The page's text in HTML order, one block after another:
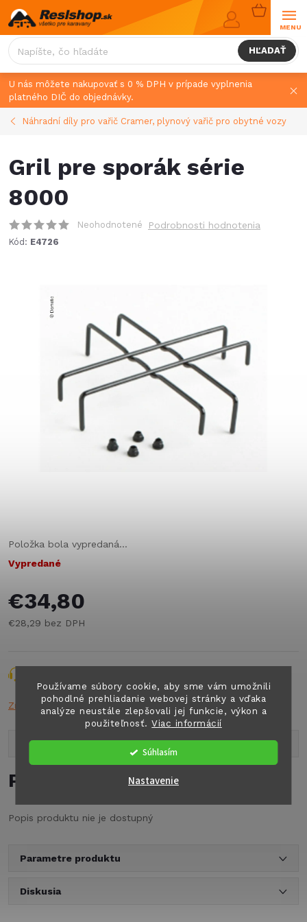
Používame súbory cookie, aby sme vám umožnili
pohodlné prehliadanie webovej stránky a vďaka
analýze neustále zlepšovali jej funkcie, výkon a
použiteľnosť.Viac informácií
Súhlasím
Nastavenie
Prejsť
na
obsah
HĽADAŤ
KOŠÍK
U nás môžete nakupovať s 0 % DPH v prípade vyplnenia
platného DIČ do objednávky.
Náhradní díly pro vařič Cramer, plynový vařič pro obytné vozy
Gril pre sporák série
8000
Neohodnotené Podrobnosti hodnotenia
Kód: E4726
Položka bola vypredaná…
Vypredané
€34,80
€28,29 bez DPH
Značka: n.a.
Popis produktu
Podrobný popis
Popis produktu nie je dostupný
Parametre produktu
Diskusia